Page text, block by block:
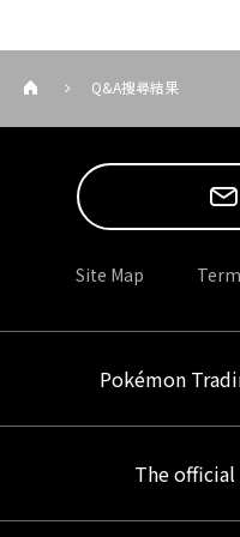
Q&A搜尋結果
Site Map
Pokémon
The